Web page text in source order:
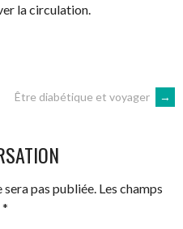
la circulation.
Être diabétique et voyager →
sera pas publiée. Les champs
*